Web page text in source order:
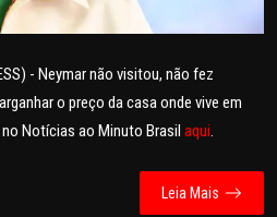
- Neymar não visitou, não fez
o preço da casa onde vive em
Notícias ao Minuto Brasil aqui.
Leia Mais